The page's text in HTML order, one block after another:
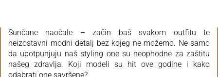
Sunčane naočale – začin baš svakom outfitu te
neizostavni modni detalj bez kojeg ne možemo. Ne samo
da upotpunjuju naš styling one su neophodne za zaštitu
našeg zdravlja. Koji modeli su hit ove godine i kako
odabrati one savršene?